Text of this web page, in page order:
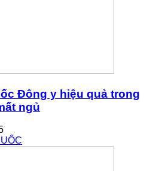
Đông y hiệu quả trong
ngủ